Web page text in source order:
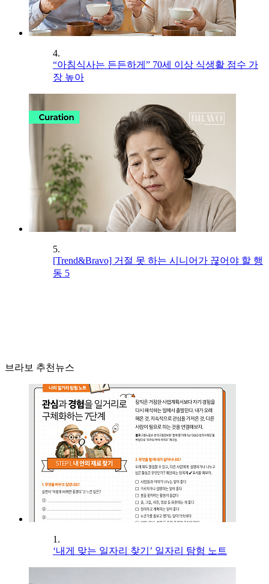
4.
“아침식사는 든든하게” 70세 이상 식생활 점수 가
장 높아
5.
[Trend&Bravo] 거절 못 하는 시니어가 끊어야 할 행
동 5
브라보 추천뉴스
1.
‘내게 맞는 일자리 찾기’ 일자리 탐험 노트